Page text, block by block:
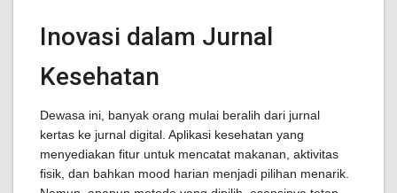
Inovasi dalam Jurnal
Kesehatan
Dewasa ini, banyak orang mulai beralih dari jurnal
kertas ke jurnal digital. Aplikasi kesehatan yang
menyediakan fitur untuk mencatat makanan, aktivitas
fisik, dan bahkan mood harian menjadi pilihan menarik.